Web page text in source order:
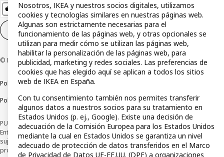
Configuración de cookies ES
© Inter IKEA Systems B.V 1999-2026
Política de privacidadPolítica de cookies
Política de divulgación responsable
PUBLICIDAD: *Financiación a través de la tarjeta IKEA VISA emitida por la
Entidad de Pago híbrida CaixaBank Payments & Consumer, E.F.C., E.P., S.A.U., y
sujeta a su organización. La entidad ha escogido como sistema de
protección de los fondos recibidos de usuarios de servicios de pago que
Nosotros, IKEA y nuestros socios digitales, utilizamos
cookies y tecnologías similares en nuestras páginas web.
Algunas son estrictamente necesarias para el
funcionamiento de las páginas web, y otras opcionales se
utilizan para medir cómo se utilizan las páginas web,
habilitar la personalización de las páginas web, para
publicidad, marketing y redes sociales. Las preferencias de
cookies que has elegido aquí se aplican a todos los sitios
web de IKEA en España.
Con tu consentimiento también nos permites transferir
algunos datos a nuestros socios para su tratamiento en
Estados Unidos (p. ej., Google). Existe una decisión de
adecuación de la Comisión Europea para los Estados Unidos
mediante la cual en Estados Unidos se garantiza un nivel
adecuado de protección de datos transferidos en el Marco
de Privacidad de Datos UE-EE.UU. (DPF) a organizaciones